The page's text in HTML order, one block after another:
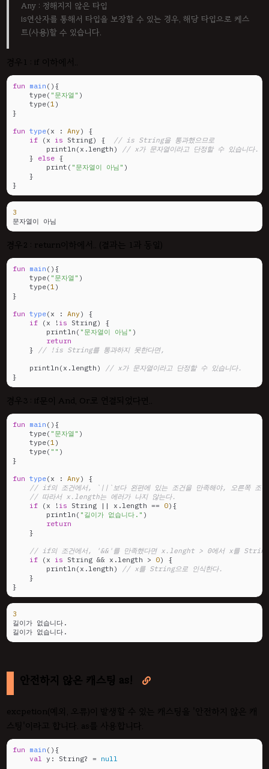
Any : 정해지지 않은 타입
is연산자를 통해서 타입을 보장할 수 있는 경우, 해당 타입으로 케스
트(사용)할 수 있습니다.
경우1 : if 이하에서..
fun main () {
    type(
"문자열" )
    type(
1 )
}
fun type(x : Any )
{
if (x is
// is String을 통과했으므로
        println(x.length)
// x가 문자열이라고 단정할 수 있습니다.
    }
else {
        print(
"문자열이 아님" )
    }
}
3
문자열이 아님
경우2 : return이하에서.. (결과는 1과 동일)
fun main () {
    type(
"문자열" )
    type(
1 )
}
fun type(x : Any )
{
if (x ! is String) {
        println(
"문자열이 아님" )
return
    }
// !is String를 통과하지 못한다면,
    println(x.length)
// x가 문자열이라고 단정할 수 있습니다.
}
경우3 : if문이 And, Or로 연결되었다면..
fun main () {
    type(
"문자열" )
    type(
1 )
    type(
"" )
}
fun type(x : Any )
{
// if의 조건에서, `||`보다 왼편에 있는 조건을 만족해야, 오른쪽 조건
// 따라서 x.length는 에러가 나지 않는다.
if (x ! is String || x.length == 0){
        println(
"길이가 없습니다." )
return
    }
// if의 조건에서, '&&'를 만족했다면 x.lenght > 0에서 x를 String
if (x is String && x.length > 0) {
        println(x.length)
// x를 String으로 인식한다.
    }
}
3
길이가 없습니다.
길이가 없습니다.
안전하지 않은 캐스팅 as! 
excpetion(예외, 오류)이 발생할 수 있는 캐스팅을 '안전하지 않은 캐
스팅'이라고 합니다. as를 사용합니다.
fun main () {
val
y: String? = null